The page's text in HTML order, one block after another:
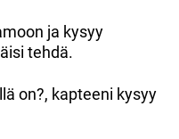
ja kysyy
tehdä.
on?, kapteeni kysyy